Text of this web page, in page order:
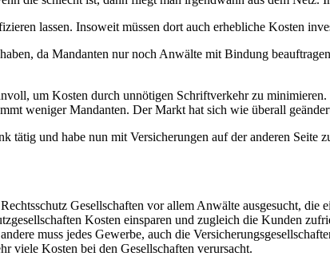
lassen. Insoweit müssen dort auch erhebliche Kosten
da Mandanten nur noch Anwälte mit Bindung
um Kosten durch unnötigen Schriftverkehr zu
weniger Mandanten. Der Markt hat sich wie überall
tätig und habe nun mit Versicherungen auf der anderen Seite
Gesellschaften vor allem Anwälte ausgesucht,
Kosten einsparen und zugleich die Kunden
muss jedes Gewerbe, auch die
viele Kosten bei den Gesellschaften verursacht.